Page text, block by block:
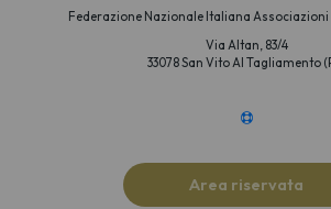
Federazione Nazionale Italiana
Via Altan, 83/4
33078 San Vito Al Tagliamento
Area riservata